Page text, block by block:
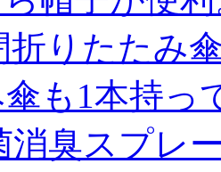
折りたたみ
も1本持っ
消臭スプレ